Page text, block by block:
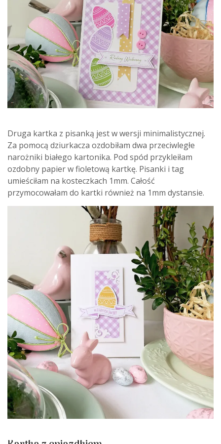
Druga kartka z pisanką jest w wersji minimalistycznej.
Za pomocą dziurkacza ozdobiłam dwa przeciwległe
narożniki białego kartonika. Pod spód przykleiłam
ozdobny papier w fioletową kartkę. Pisanki i tag
umieściłam na kosteczkach 1mm. Całość
przymocowałam do kartki również na 1mm dystansie.